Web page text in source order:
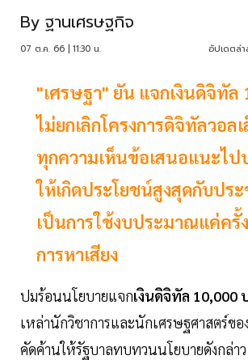
By ฐานเศรษฐกิจ
07 ต.ค. 66 | 11:30 น. อัปเดตล่
"เศรษฐา" ยัน แจกเงินดิจิทัล
ไม่ยกเลิกโครงการดิจิทัลวอล
ทุกความเห็นข้อเสนอแนะไป
ให้เกิดประโยชน์สูงสุดกับปร
เป็นการใช้งบประมาณแค่ครั้
การหาเสียง
ปมร้อนนโยบายแจกเงินดิจิทัล 10,000
เหล่านักวิชาการและนักเศรษฐศาสตร์ขอ
คัดค้านให้รัฐบาลทบทวนนโยบายดังกล่า